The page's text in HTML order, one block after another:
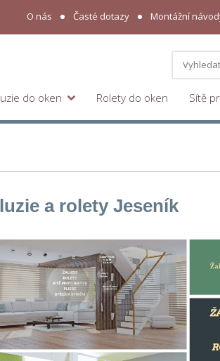
O nás Časté dotazy Montážní
do oken Rolety do oken Sítě
a rolety Jeseník